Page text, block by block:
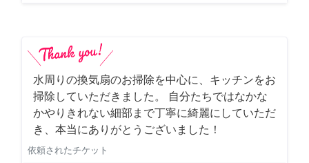
水周りの換気扇のお掃除を中心に、キッチンをお
掃除していただきました。 自分たちではなかな
かやりきれない細部まで丁寧に綺麗にしていただ
き、本当にありがとうございました！
依頼されたチケット